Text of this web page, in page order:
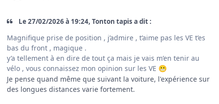
Le 27/02/2026 à 19:24, Tonton tapis a dit :
Magnifique prise de position , j’admire , t’aime pas les VE t’es
bas du front , magique .
y’a tellement à en dire de tout ça mais je vais m’en tenir au
vélo , vous connaissez mon opinion sur les VE 😬
Je pense quand même que suivant la voiture, l'expérience sur
des longues distances varie fortement.